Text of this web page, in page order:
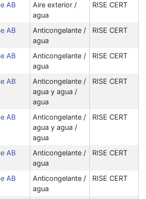
AB
Aire exterior /
agua
RISE CERT
AB
Anticongelante /
agua
RISE CERT
AB
Anticongelante /
agua
RISE CERT
AB
Anticongelante /
agua y agua /
agua
RISE CERT
AB
Anticongelante /
agua y agua /
agua
RISE CERT
AB
Anticongelante /
agua
RISE CERT
AB
Anticongelante /
agua
RISE CERT